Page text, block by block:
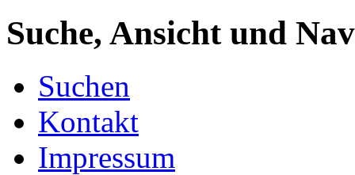
Suche, Ansicht und
Suchen
Kontakt
Impressum